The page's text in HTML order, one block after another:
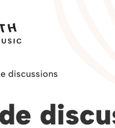
discussions